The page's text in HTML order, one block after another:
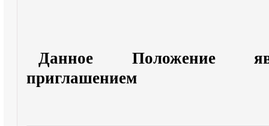
Данное Положение
приглашением